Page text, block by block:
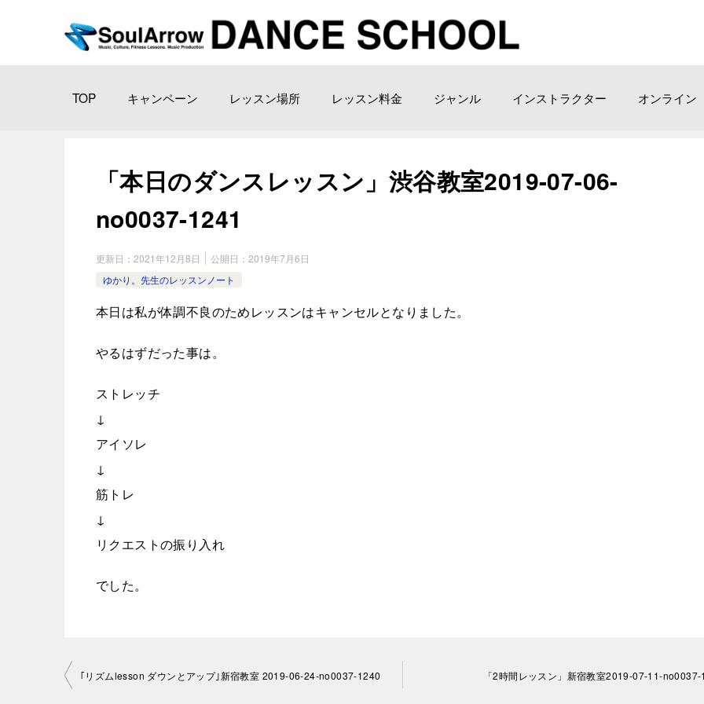
TOP キャンペーン レッスン場所 レッスン料金 ジャンル インストラクター オンライン
「本日のダンスレッスン」渋谷教室2019-07-06-
no0037-1241
更新日： 2021年12月8日 公開日： 2019年7月6日
ゆかり。先生のレッスンノート
本日は私が体調不良のためレッスンはキャンセルとなりました。
やるはずだった事は。
ストレッチ
↓
アイソレ
↓
筋トレ
↓
リクエストの振り入れ
でした。
投
｢リズムlesson ダウンとアップ｣新宿教室 2019-06-24-no0037-1240 「2時間レッスン」新宿教室2019-07-11-